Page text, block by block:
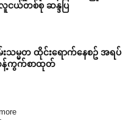
ငယ်တစ်စု ဆန္ဒပြ
းသမ္မတ ထိုင်းရောက်နေစဥ် အရပ်
န့်ကွက်စာထုတ်